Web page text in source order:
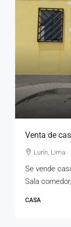
Venta de
Lurín, Lima
Se vende
Sala
CASA